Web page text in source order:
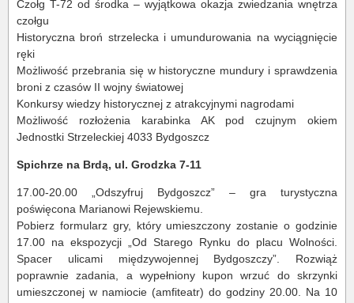
Czołg T-72 od środka – wyjątkowa okazja zwiedzania wnętrza
czołgu
Historyczna broń strzelecka i umundurowania na wyciągnięcie
ręki
Możliwość przebrania się w historyczne mundury i sprawdzenia
broni z czasów II wojny światowej
Konkursy wiedzy historycznej z atrakcyjnymi nagrodami
Możliwość rozłożenia karabinka AK pod czujnym okiem
Jednostki Strzeleckiej 4033 Bydgoszcz
Spichrze na Brdą, ul. Grodzka 7-11
17.00-20.00 „Odszyfruj Bydgoszcz” – gra turystyczna
poświęcona Marianowi Rejewskiemu.
Pobierz formularz gry, który umieszczony zostanie o godzinie
17.00 na ekspozycji „Od Starego Rynku do placu Wolności.
Spacer ulicami międzywojennej Bydgoszczy”. Rozwiąż
poprawnie zadania, a wypełniony kupon wrzuć do skrzynki
umieszczonej w namiocie (amfiteatr) do godziny 20.00. Na 10